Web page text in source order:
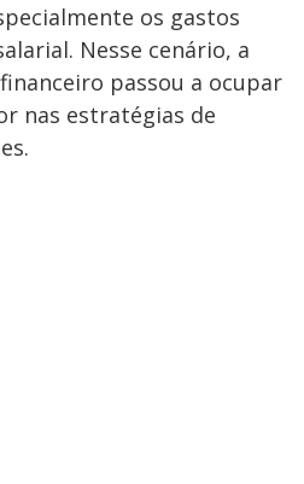
os gastos
Nesse cenário, a
passou a ocupar
nas estratégias de